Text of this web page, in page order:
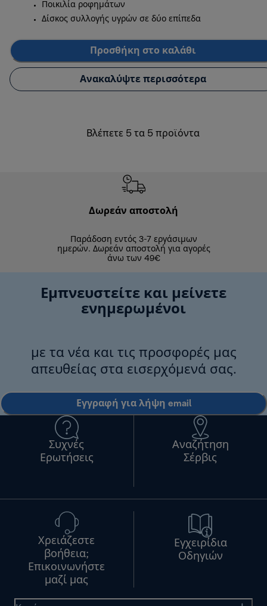
Ποικιλία ροφημάτων
Δίσκος συλλογής υγρών σε δύο επίπεδα
Προσθήκη στο καλάθι
Ανακαλύψτε περισσότερα
Βλέπετε 5 τα 5 προϊόντα
Δωρεάν αποστολή
Παράδοση εντός 3-7 εργάσιμων
ημερών. Δωρεάν αποστολή για αγορές
άνω των 49€
Εμπνευστείτε και μείνετε
ενημερωμένοι
με τα νέα και τις προσφορές μας
απευθείας στα εισερχόμενά σας.
Εγγραφή για λήψη email
Συχνές
Ερωτήσεις
Αναζήτηση
Σέρβις
Χρειάζεστε
βοήθεια;
Επικοινωνήστε
μαζί μας
Εγχειρίδια
Οδηγιών